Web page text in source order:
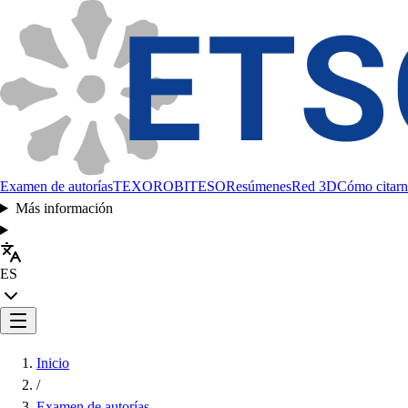
Examen de autoríasTEXOROBITESOResúmenesRed 3DCómo
Más información
ES
Inicio
/